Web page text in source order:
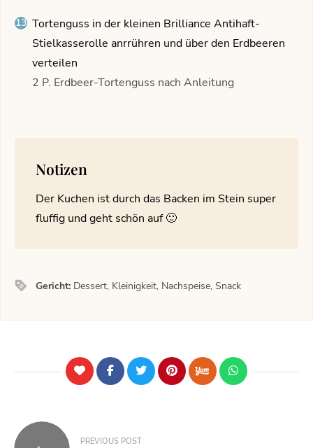
Tortenguss in der kleinen Brilliance Antihaft-
Stielkasserolle anrrühren und über den Erdbeeren
verteilen
2 P. Erdbeer-Tortenguss nach Anleitung
Notizen
Der Kuchen ist durch das Backen im Stein super
fluffig und geht schön auf 🙂
Gericht: Dessert, Kleinigkeit, Nachspeise, Snack
PREVIOUS POST